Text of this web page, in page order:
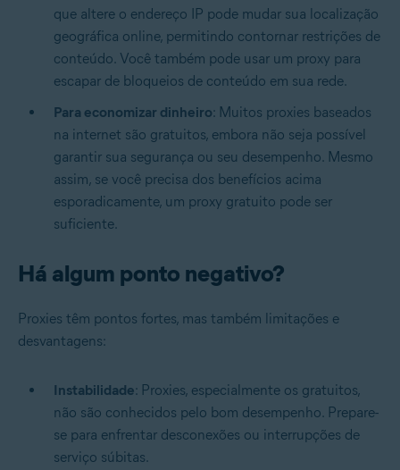
que altere o endereço IP pode mudar sua localização
geográfica online, permitindo contornar restrições de
conteúdo. Você também pode usar um proxy para
escapar de bloqueios de conteúdo em sua rede.
Para economizar dinheiro: Muitos proxies baseados
na internet são gratuitos, embora não seja possível
garantir sua segurança ou seu desempenho. Mesmo
assim, se você precisa dos benefícios acima
esporadicamente, um proxy gratuito pode ser
suficiente.
Há algum ponto negativo?
Proxies têm pontos fortes, mas também limitações e
desvantagens:
Instabilidade: Proxies, especialmente os gratuitos,
não são conhecidos pelo bom desempenho. Prepare-
se para enfrentar desconexões ou interrupções de
serviço súbitas.